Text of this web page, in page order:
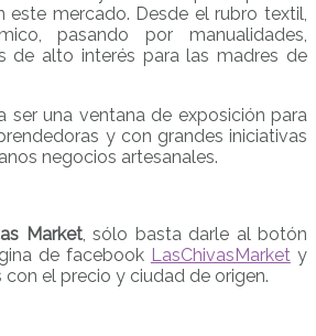
este mercado. Desde el rubro textil,
pasando por manualidades,
de alto interés para las madres de
ser una ventana de exposición para
y con grandes iniciativas
negocios artesanales.
Market, sólo basta darle al botón
de facebook LasChivasMarkety
el precio y ciudad de origen.